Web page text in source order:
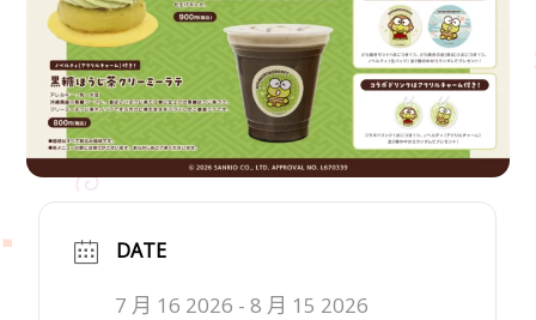
DATE
7 月 16 2026 - 8 月 15 2026